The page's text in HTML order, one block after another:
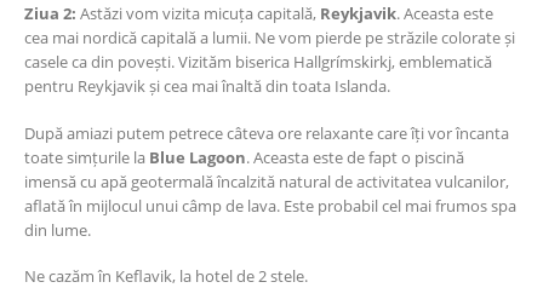
Ziua 2: Astăzi vom vizita micuța capitală, Reykjavik. Aceasta este
cea mai nordică capitală a lumii. Ne vom pierde pe străzile colorate și
casele ca din povești. Vizităm biserica Hallgrímskirkj, emblematică
pentru Reykjavik și cea mai înaltă din toata Islanda.
După amiazi putem petrece câteva ore relaxante care îți vor încanta
toate simțurile la Blue Lagoon. Aceasta este de fapt o piscină
imensă cu apă geotermală încalzită natural de activitatea vulcanilor,
aflată în mijlocul unui câmp de lava. Este probabil cel mai frumos spa
din lume.
Ne cazăm în Keflavik, la hotel de 2 stele.